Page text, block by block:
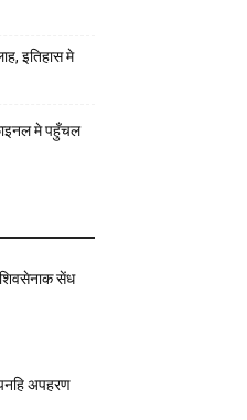
इतिहास मे
मे पहुँचल
शिवसेनाक सेंध
अपहरण